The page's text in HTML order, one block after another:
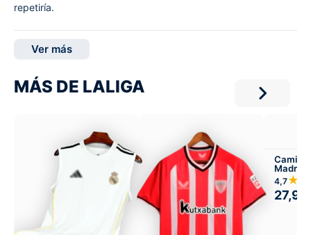
repetiría.
Ver más
MÁS DE LALIGA
Madrid
4,7
27,99